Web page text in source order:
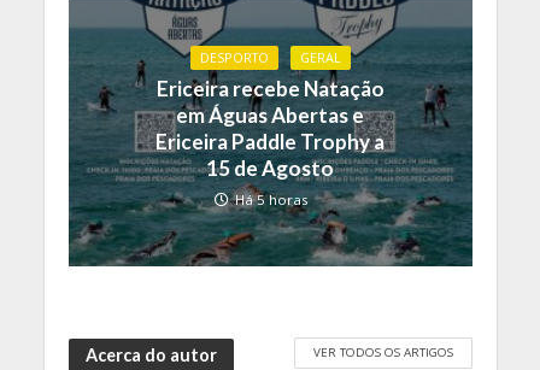
DESPORTO GERAL
Ericeira recebe Natação
em Águas Abertas e
Ericeira Paddle Trophy a
15 de Agosto
Há 5 horas
Acerca do autor VER TODOS OS ARTIGOS